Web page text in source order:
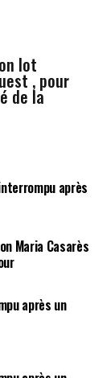
lot
, pour
de la
après
Maria Casarès
après un